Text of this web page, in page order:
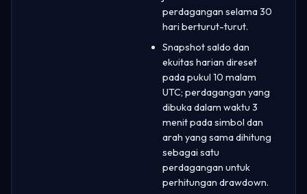
perdagangan selama 30
hari berturut-turut.
Snapshot saldo dan
ekuitas harian direset
pada pukul 10 malam
UTC; perdagangan yang
dibuka dalam waktu 3
menit pada simbol dan
arah yang sama dihitung
sebagai satu
perdagangan untuk
perhitungan drawdown.